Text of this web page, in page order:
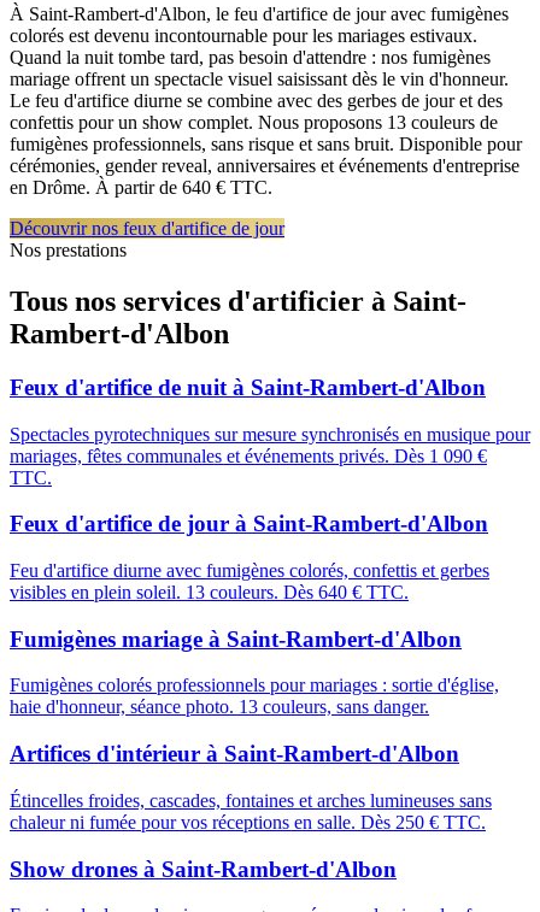
À Saint-Rambert-d'Albon, le feu d'artifice de jour avec fumigènes
colorés est devenu incontournable pour les mariages estivaux.
Quand la nuit tombe tard, pas besoin d'attendre : nos fumigènes
mariage offrent un spectacle visuel saisissant dès le vin d'honneur.
Le feu d'artifice diurne se combine avec des gerbes de jour et des
confettis pour un show complet. Nous proposons 13 couleurs de
fumigènes professionnels, sans risque et sans bruit. Disponible pour
cérémonies, gender reveal, anniversaires et événements d'entreprise
en Drôme. À partir de 640 € TTC.
Découvrir nos feux d'artifice de jour
Nos prestations
Tous nos services d'artificier à Saint-
Rambert-d'Albon
Feux d'artifice de nuit à Saint-Rambert-d'Albon
Spectacles pyrotechniques sur mesure synchronisés en musique pour
mariages, fêtes communales et événements privés. Dès 1 090 €
TTC.
Feux d'artifice de jour à Saint-Rambert-d'Albon
Feu d'artifice diurne avec fumigènes colorés, confettis et gerbes
visibles en plein soleil. 13 couleurs. Dès 640 € TTC.
Fumigènes mariage à Saint-Rambert-d'Albon
Fumigènes colorés professionnels pour mariages : sortie d'église,
haie d'honneur, séance photo. 13 couleurs, sans danger.
Artifices d'intérieur à Saint-Rambert-d'Albon
Étincelles froides, cascades, fontaines et arches lumineuses sans
chaleur ni fumée pour vos réceptions en salle. Dès 250 € TTC.
Show drones à Saint-Rambert-d'Albon